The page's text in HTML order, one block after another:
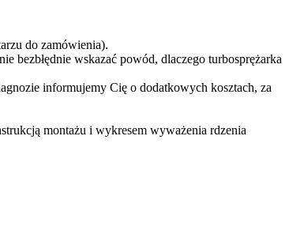
do zamówienia).
bezbłędnie wskazać powód, dlaczego turbosprężarka
informujemy Cię o dodatkowych kosztach, za
montażu i wykresem wyważenia rdzenia